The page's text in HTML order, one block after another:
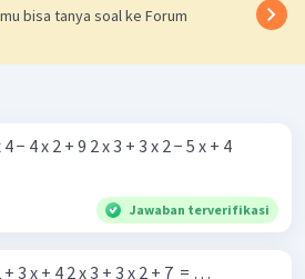
bisa tanya soal ke Forum
4 x 2 + 9 2 x 3 + 3 x 2 − 5 x + 4
Jawaban terverifikasi
3 x + 4 2 x 3 + 3 x 2 + 7 ​ = …